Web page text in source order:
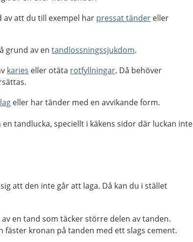
av att du till exempel har pressat tänder eller
grund av entandlossningssjukdom.
karies eller otäta rotfyllningar. Då behöver
eller har tänder med en avvikande form.
en tandlucka, speciellt i käkens sidor där luckan inte
att den inte går att laga. Då kan du i stället
en tand som täcker större delen av tanden.
fäster kronan på tanden med ett slags cement.